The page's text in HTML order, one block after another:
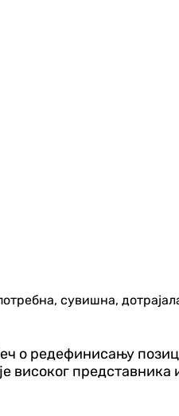
сувишна,
о редефинисању
високог